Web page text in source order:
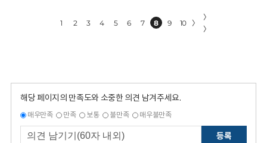
1 2 3 4 5 6 7 8 9 10 〉
〉
〉
해당 페이지의 만족도와 소중한 의견 남겨주세요.
매우만족 만족 보통 불만족 매우불만족
등록